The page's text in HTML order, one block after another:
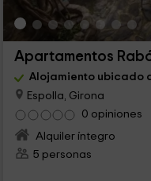
Apartamentos
Alojamiento ubicado
Espolla, Girona
0 opiniones
Alquiler íntegro
5 personas